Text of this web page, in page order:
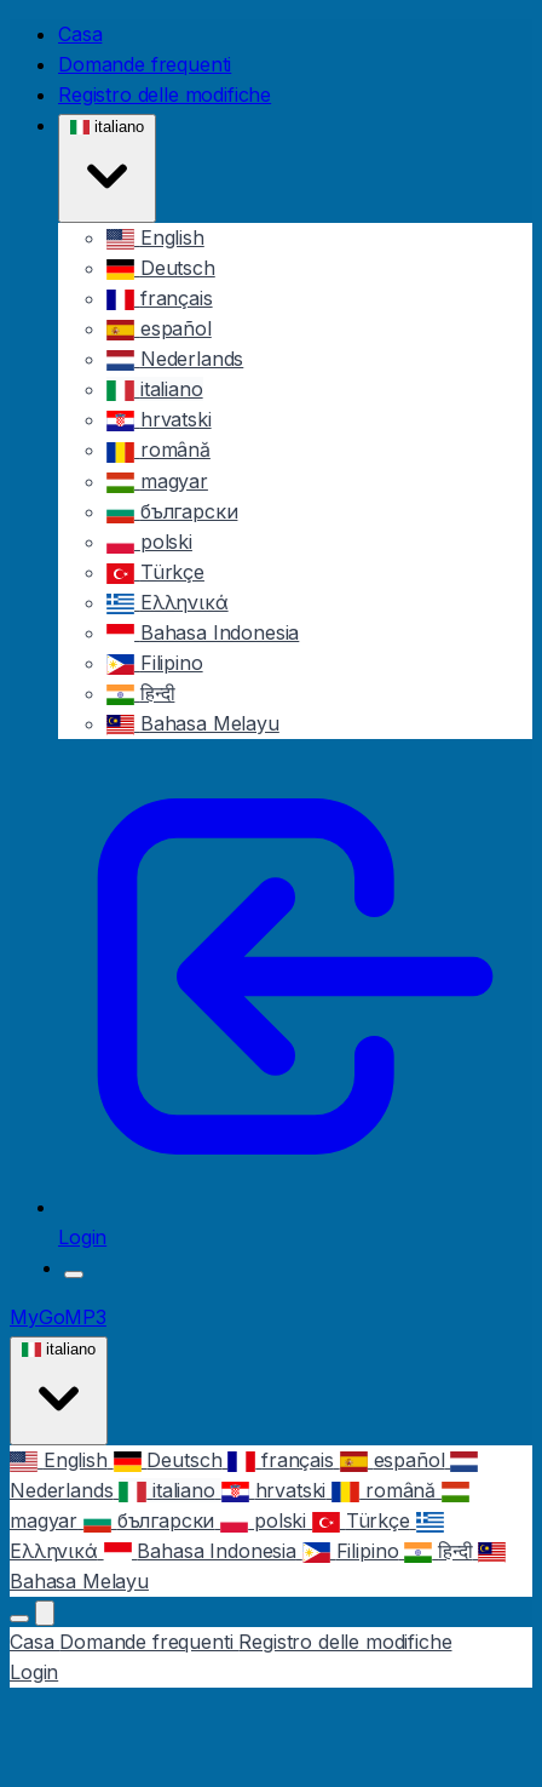
Skip to main content
Casa
Domande frequenti
Registro delle modifiche
italiano
English
Deutsch
français
español
Nederlands
italiano
hrvatski
română
magyar
български
polski
Türkçe
Ελληνικά
Bahasa Indonesia
Filipino
हिन्दी
Bahasa Melayu
Login
MyGoMP3
italiano
English Deutsch français
español
Nederlands
italiano hrvatski
română
magyar
български polski
Türkçe
Ελληνικά
Bahasa Indonesia Filipino
हिन्दी
Bahasa Melayu
Casa Domande frequenti Registro delle modifiche
Login